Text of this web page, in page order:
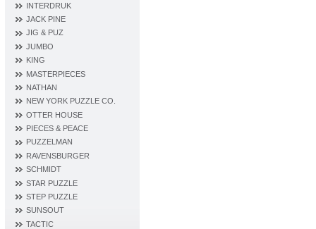
INTERDRUK
JACK PINE
JIG & PUZ
JUMBO
KING
MASTERPIECES
NATHAN
NEW YORK PUZZLE CO.
OTTER HOUSE
PIECES & PEACE
PUZZELMAN
RAVENSBURGER
SCHMIDT
STAR PUZZLE
STEP PUZZLE
SUNSOUT
TACTIC